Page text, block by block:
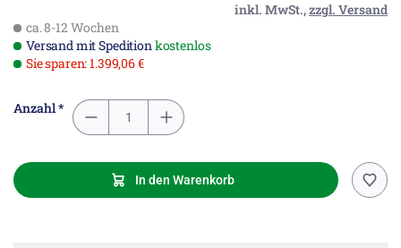
inkl. MwSt.,zzgl. Versand
ca. 8-12 Wochen
Versand mit Speditionkostenlos
Sie sparen: 1.399,06 €
Anzahl *
In den Warenkorb